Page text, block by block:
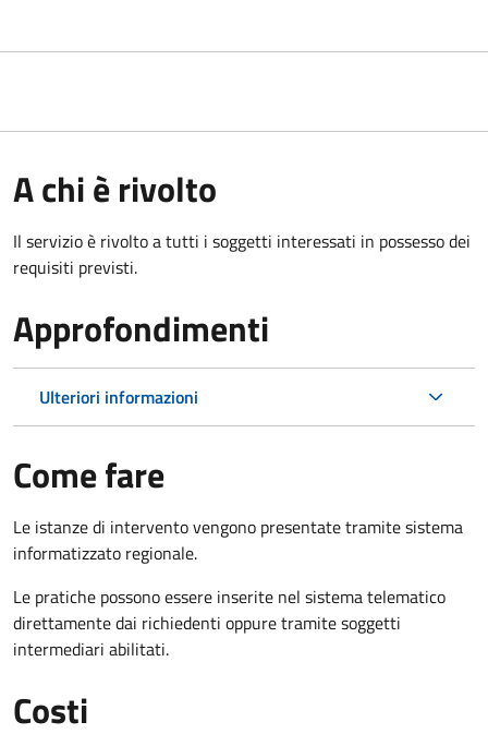
A chi è rivolto
Il servizio è rivolto a tutti i soggetti interessati in possesso dei
requisiti previsti.
Approfondimenti
Ulteriori informazioni
Come fare
Le istanze di intervento vengono presentate tramite sistema
informatizzato regionale.
Le pratiche possono essere inserite nel sistema telematico
direttamente dai richiedenti oppure tramite soggetti
intermediari abilitati.
Costi